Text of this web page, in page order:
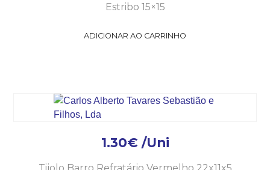
Estribo 15×15
ADICIONAR AO CARRINHO
1.30€ /Uni
Tijolo Barro Refratário Vermelho 22x11x5